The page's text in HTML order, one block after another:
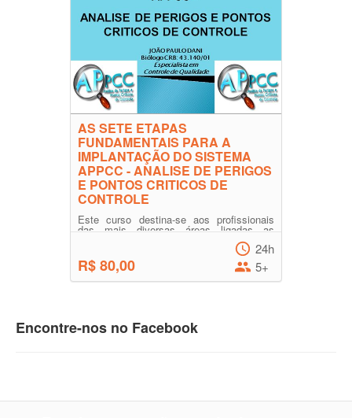
AS SETE ETAPAS
FUNDAMENTAIS PARA A
IMPLANTAÇÃO DO SISTEMA
APPCC - ANALISE DE PERIGOS
E PONTOS CRITICOS DE
CONTROLE
Este curso destina-se aos profissionais
das mais diversas áreas ligadas as
indústrias produtoras de produtos
R$ 80,00
24h
5+
Encontre-nos no Facebook